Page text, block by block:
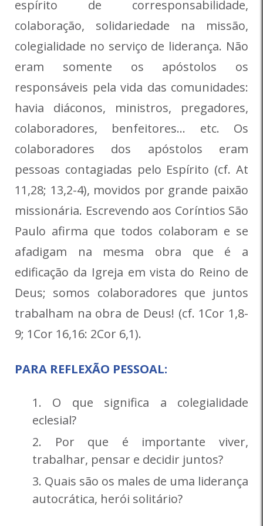
espírito de corresponsabilidade,
colaboração, solidariedade na missão,
colegialidade no serviço de liderança. Não
eram somente os apóstolos os
responsáveis pela vida das comunidades:
havia diáconos, ministros, pregadores,
colaboradores, benfeitores… etc. Os
colaboradores dos apóstolos eram
pessoas contagiadas pelo Espírito (cf. At
11,28; 13,2-4), movidos por grande paixão
missionária. Escrevendo aos Coríntios São
Paulo afirma que todos colaboram e se
afadigam na mesma obra que é a
edificação da Igreja em vista do Reino de
Deus; somos colaboradores que juntos
trabalham na obra de Deus! (cf. 1Cor 1,8-
9; 1Cor 16,16: 2Cor 6,1).
PARA REFLEXÃO PESSOAL:
O que significa a colegialidade
eclesial?
Por que é importante viver,
trabalhar, pensar e decidir juntos?
Quais são os males de uma liderança
autocrática, herói solitário?